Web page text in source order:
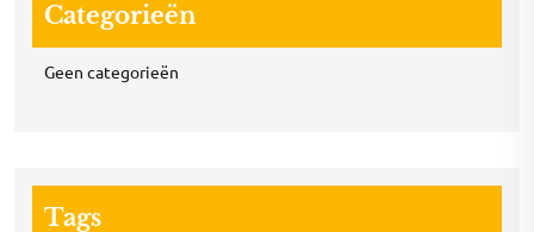
Categorieën
Geen categorieën
Tags